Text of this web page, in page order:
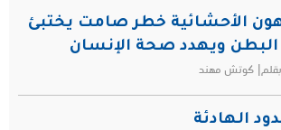
الأحشائية خطر صامت يختبئ
ويهدد صحة الإنسان
بقلم| كوتش مهند
الهادئة